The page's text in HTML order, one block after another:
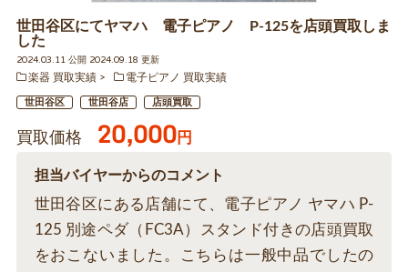
世田谷区にてヤマハ 電子ピアノ P-125を店頭買取しま
した
2024.03.11 公開 2024.09.18 更新
楽器 買取実績
電子ピアノ 買取実績
世田谷区 世田谷店 店頭買取
買取価格 20,000円
担当バイヤーからのコメント
世田谷区にある店舗にて、電子ピアノ ヤマハ P-
125 別途ペダ（FC3A）スタンド付きの店頭買取
をおこないました。こちらは一般中品でしたの